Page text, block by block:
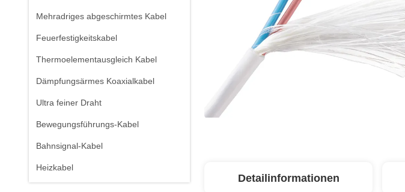
Mehradriges abgeschirmtes Kabel
Feuerfestigkeitskabel
Thermoelementausgleich Kabel
Dämpfungsärmes Koaxialkabel
Ultra feiner Draht
Bewegungsführungs-Kabel
Bahnsignal-Kabel
Heizkabel
Detailinformationen